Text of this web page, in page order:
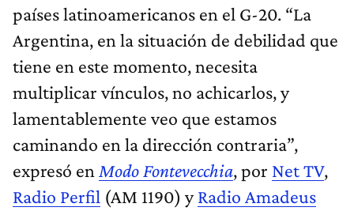
países latinoamericanos en el G-20. “La
Argentina, en la situación de debilidad que
tiene en este momento, necesita
multiplicar vínculos, no achicarlos, y
lamentablemente veo que estamos
caminando en la dirección contraria”,
expresó en Modo Fontevecchia, por Net TV,
Radio Perfil (AM 1190) yRadio Amadeus